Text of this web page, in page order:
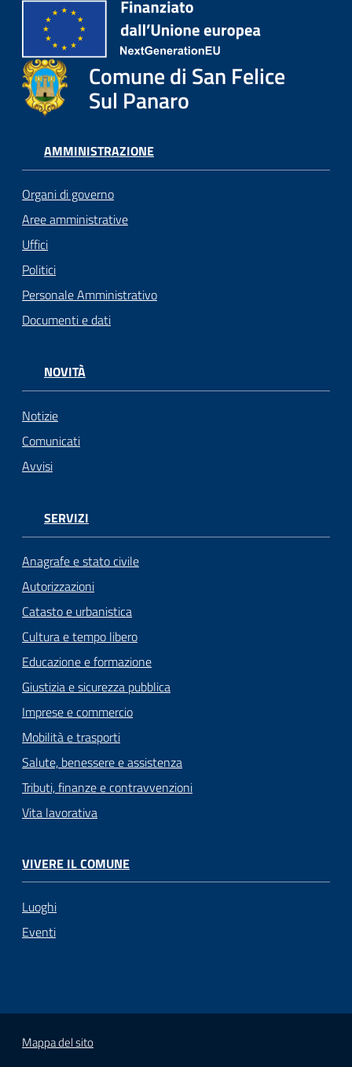
Comune di San Felice
Sul Panaro
AMMINISTRAZIONE
Organi di governo
Aree amministrative
Uffici
Politici
Personale Amministrativo
Documenti e dati
NOVITÀ
Notizie
Comunicati
Avvisi
SERVIZI
Anagrafe e stato civile
Autorizzazioni
Catasto e urbanistica
Cultura e tempo libero
Educazione e formazione
Giustizia e sicurezza pubblica
Imprese e commercio
Mobilità e trasporti
Salute, benessere e assistenza
Tributi, finanze e contravvenzioni
Vita lavorativa
VIVERE IL COMUNE
Luoghi
Eventi
Mappa del sito